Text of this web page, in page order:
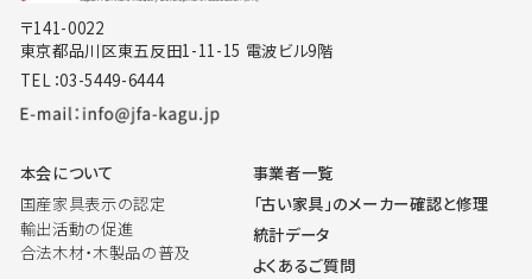
〒141-0022
東京都品川区東五反田1-11-15 電波ビル9階
TEL：03-5449-6444
本会について
国産家具表示の認定
輸出活動の促進
合法木材・木製品の普及
事業者一覧
「古い家具」のメーカー確認と修理
統計データ
よくあるご質問